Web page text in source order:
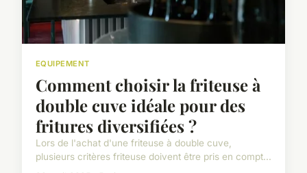
EQUIPEMENT
Comment choisir la friteuse à
double cuve idéale pour des
fritures diversifiées ?
Lors de l'achat d'une friteuse à double cuve,
plusieurs critères friteuse doivent être pris en compt...